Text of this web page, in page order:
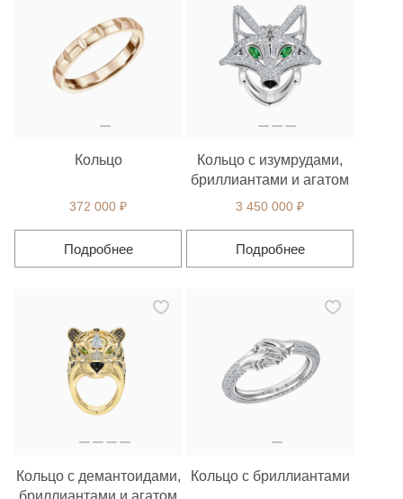
372 000 ₽
Кольцо
Подробнее
3 450 000 ₽
Кольцо с изумрудами,
бриллиантами и агатом
Подробнее
Кольцо с демантоидами,
бриллиантами и агатом
Кольцо с бриллиантами